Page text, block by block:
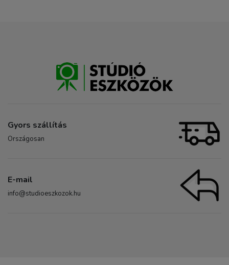
Gyors szállítás
Országosan
E-mail
info@studioeszkozok.hu